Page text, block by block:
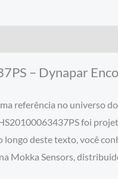
– Dynapar
referência no universo
foi
deste texto, você
Mokka Sensors,